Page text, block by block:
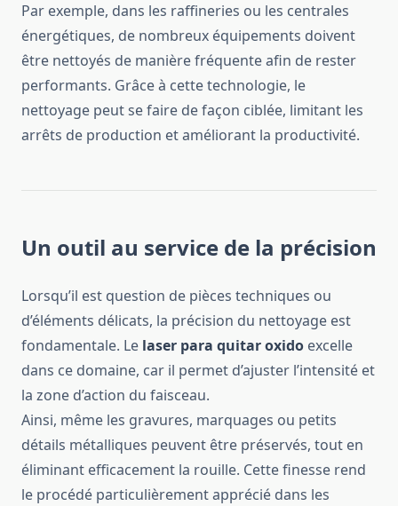
Par exemple, dans les raffineries ou les centrales
énergétiques, de nombreux équipements doivent
être nettoyés de manière fréquente afin de rester
performants. Grâce à cette technologie, le
nettoyage peut se faire de façon ciblée, limitant les
arrêts de production et améliorant la productivité.
Un outil au service de la précision
Lorsqu’il est question de pièces techniques ou
d’éléments délicats, la précision du nettoyage est
fondamentale. Le laser para quitar oxido excelle
dans ce domaine, car il permet d’ajuster l’intensité et
la zone d’action du faisceau.
Ainsi, même les gravures, marquages ou petits
détails métalliques peuvent être préservés, tout en
éliminant efficacement la rouille. Cette finesse rend
le procédé particulièrement apprécié dans les